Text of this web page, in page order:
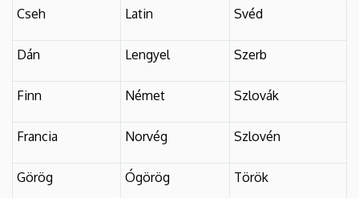
Cseh Latin Svéd
Dán Lengyel Szerb
Finn Német Szlovák
Francia Norvég Szlovén
Görög Ógörög Török